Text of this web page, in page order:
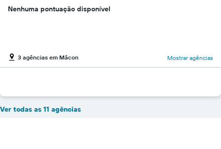
Nenhuma pontuação disponível
3 agências em Mâcon Mostrar agências
Ver todas as 11 agências